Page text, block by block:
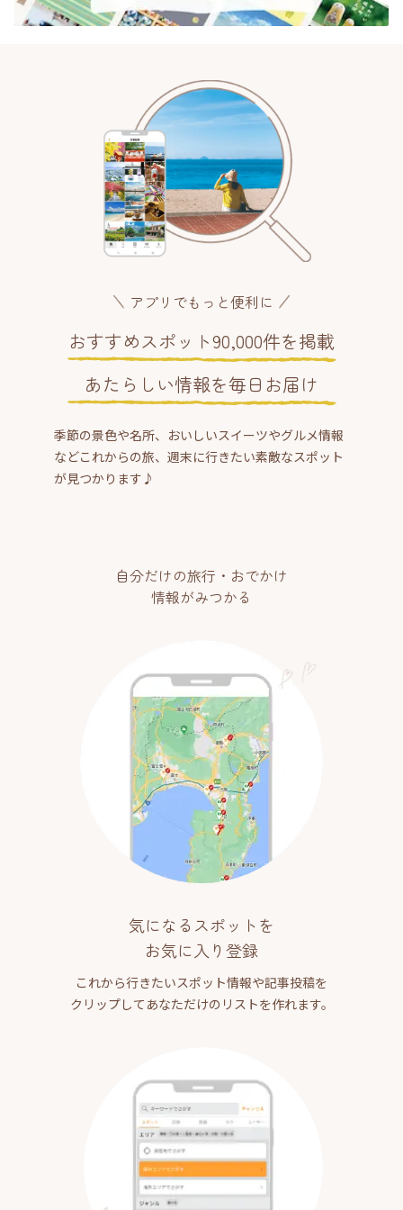
アプリでもっと便利に
おすすめスポット90,000件を掲載
あたらしい情報を毎日お届け
季節の景色や名所、おいしいスイーツやグルメ情報
などこれからの旅、週末に行きたい素敵なスポット
が見つかります♪
自分だけの旅行・おでかけ
情報がみつかる
気になるスポットを
お気に入り登録
これから行きたいスポット情報や記事投稿を
クリップしてあなただけのリストを作れます。